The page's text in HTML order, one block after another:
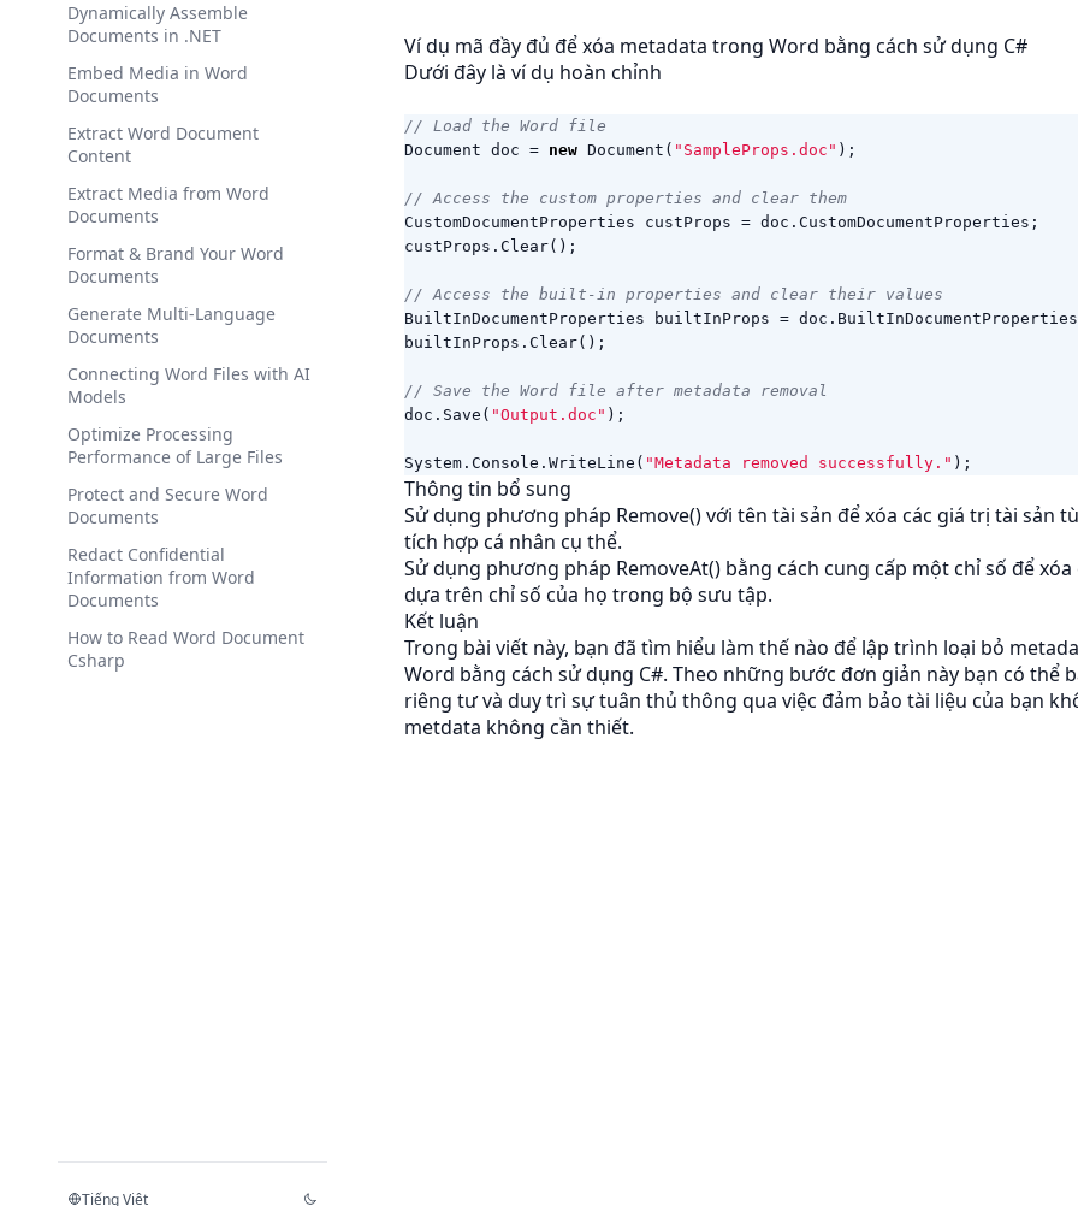
Dynamically Assemble
Documents in .NET
Embed Media in Word
Documents
Extract Word Document
Content
Extract Media from Word
Documents
Format & Brand Your Word
Documents
Generate Multi-Language
Documents
Connecting Word Files with AI
Models
Optimize Processing
Performance of Large Files
Protect and Secure Word
Documents
Redact Confidential
Information from Word
Documents
How to Read Word Document
Csharp
Tiếng Việt
Ví dụ mã đầy đủ để xóa metadata trong Word bằng cách sử dụng C#
Dưới đây là ví dụ hoàn chỉnh
// Load the Word file
Document doc = new Document ( "SampleProps.doc" );
// Access the custom properties and clear them
CustomDocumentProperties
custProps = doc . CustomDocumentProperties ;
custProps . Clear();
// Access the built-in properties and clear their values
BuiltInDocumentProperties
builtInProps = doc . BuiltInDocumentProperties
builtInProps . Clear();
// Save the Word file after metadata removal
doc . Save ( "Output.doc" );
System . Console . WriteLine ( "Metadata removed successfully." );
Thông tin bổ sung
Sử dụng phương pháp Remove() với tên tài sản để xóa các giá trị tài sản
tích hợp cá nhân cụ thể.
Sử dụng phương pháp RemoveAt() bằng cách cung cấp một chỉ số để
dựa trên chỉ số của họ trong bộ sưu tập.
Kết luận
Trong bài viết này, bạn đã tìm hiểu làm thế nào để lập trình loại bỏ
Word bằng cách sử dụng C#. Theo những bước đơn giản này bạn có thể
riêng tư và duy trì sự tuân thủ thông qua việc đảm bảo tài liệu của bạn
metdata không cần thiết.